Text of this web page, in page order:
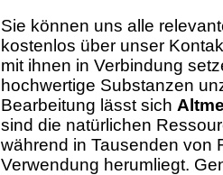
Sie können uns alle
kostenlos über unser
mit ihnen in Verbindung
hochwertige Substanzen
Bearbeitung lässt sich
sind die natürlichen
während in Tausenden von
Verwendung herumliegt.